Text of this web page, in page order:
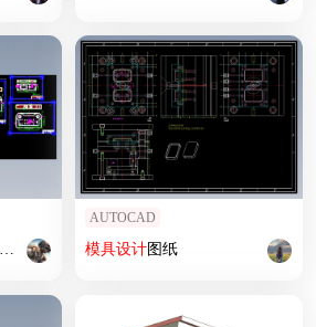
模具设计-冲压模具含11张CAD图
AUTOCAD
模具设计图纸